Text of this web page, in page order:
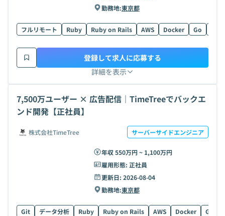
勤務地:東京都
フルリモート Ruby Ruby on Rails AWS Docker Go
詳細を表示
登録して求人に応募する
7,500万ユーザー × 広告配信｜TimeTreeでバックエ
ンド開発【正社員】
株式会社TimeTree サーバーサイドエンジニア
年収 550万円 ~ 1,100万円
雇用形態: 正社員
更新日: 2026-08-04
勤務地:東京都
Git データ分析 Ruby Ruby on Rails AWS Docker Go